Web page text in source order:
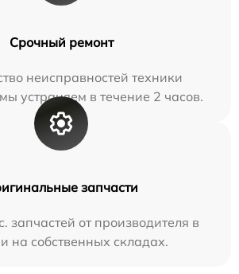
Срочный ремонт
неисправностей техники
устраняем в течение 2 часов.
запчасти
запчастей от производителя в
на собственных складах.